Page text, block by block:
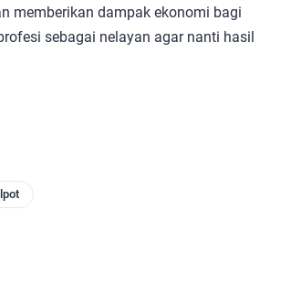
memberikan dampak ekonomi bagi
sebagai nelayan agar nanti hasil